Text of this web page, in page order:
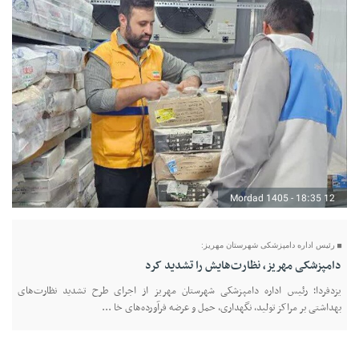
12 Mordad 1405 - 18:35
رئیس اداره دامپزشکی شهرستان مهریز:
دامپزشکی مهریز، نظارت‌هایش را تشدید کرد
یزدفردا؛ رئیس اداره دامپزشکی شهرستان مهریز از اجرای طرح تشدید نظارت‌های
بهداشتی بر مراکز تولید، نگهداری، حمل و عرضه فرآورده‌های خا ...